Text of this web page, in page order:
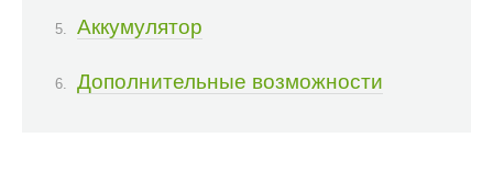
Аккумулятор
Дополнительные возможности